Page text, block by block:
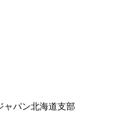
ャパン北海道支部